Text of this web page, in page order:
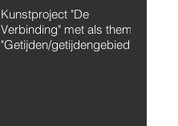
Kunstproject "De
Verbinding" met als thema
"Getijden/getijdengebied"